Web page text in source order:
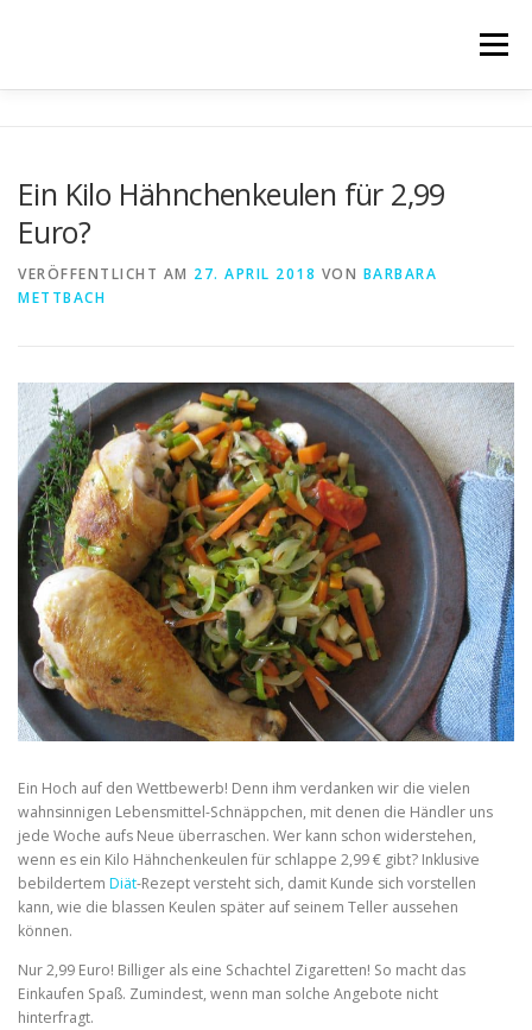
Menü
ÜBER MICH
Ein Kilo Hähnchenkeulen für 2,99
Euro?
VERÖFFENTLICHT AM 27. APRIL 2018 VON BARBARA
METTBACH
Ein Hoch auf den Wettbewerb! Denn ihm verdanken wir die vielen
wahnsinnigen Lebensmittel-Schnäppchen, mit denen die Händler uns
jede Woche aufs Neue überraschen. Wer kann schon widerstehen,
wenn es ein Kilo Hähnchenkeulen für schlappe 2,99 € gibt? Inklusive
bebildertem Diät-Rezept versteht sich, damit Kunde sich vorstellen
kann, wie die blassen Keulen später auf seinem Teller aussehen
können.
Nur 2,99 Euro! Billiger als eine Schachtel Zigaretten! So macht das
Einkaufen Spaß. Zumindest, wenn man solche Angebote nicht
hinterfragt.